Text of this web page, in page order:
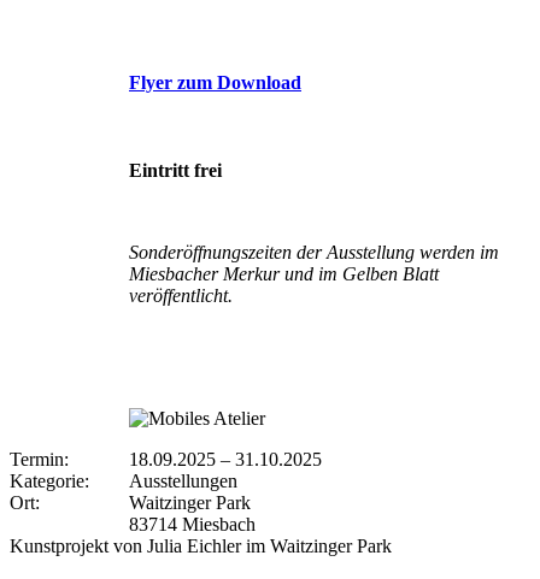
Flyer zum Download
Eintritt frei
Sonderöffnungszeiten der Ausstellung werden im
Miesbacher Merkur und im Gelben Blatt
veröffentlicht.
Termin: 18.09.2025 – 31.10.2025
Kategorie:
Ausstellungen
Ort:
Waitzinger Park
83714 Miesbach
Kunstprojekt von Julia Eichler im Waitzinger Park